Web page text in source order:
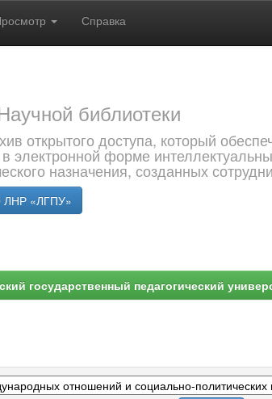
Справка
библиотеки
открытого доступа, который
электронной форме
назначения, созданных
«ЛГПУ»
государственный педагогический